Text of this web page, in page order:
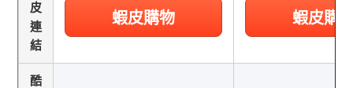
皮
連
結
蝦皮購物 蝦皮購
酷